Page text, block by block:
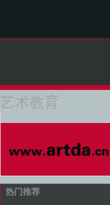
艺术教育
热门推荐